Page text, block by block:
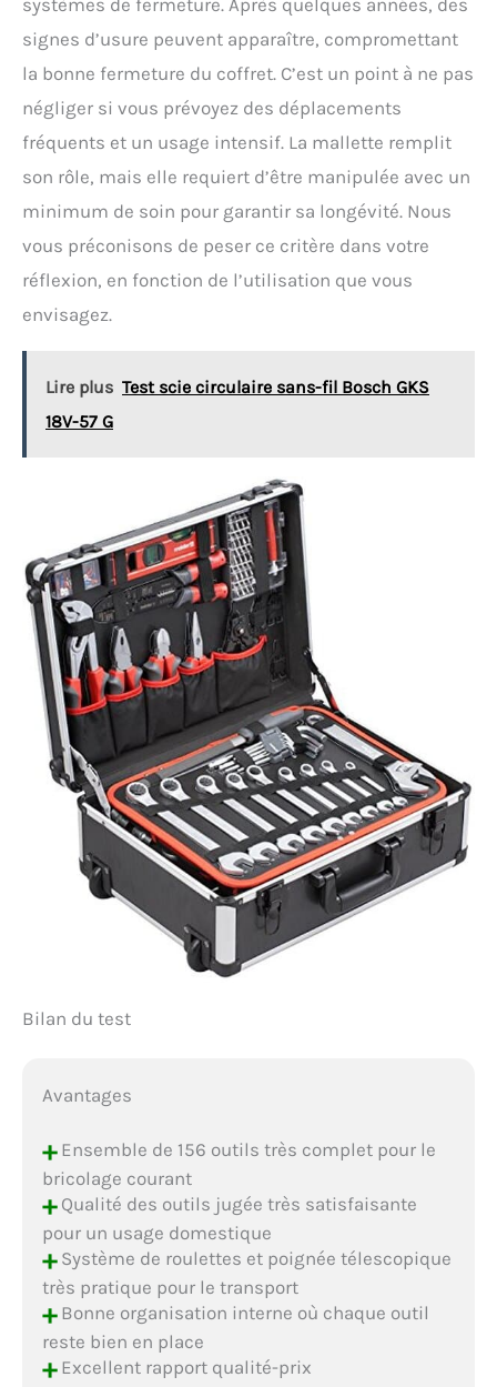
systèmes de fermeture. Après quelques années, des
signes d’usure peuvent apparaître, compromettant
la bonne fermeture du coffret. C’est un point à ne pas
négliger si vous prévoyez des déplacements
fréquents et un usage intensif. La mallette remplit
son rôle, mais elle requiert d’être manipulée avec un
minimum de soin pour garantir sa longévité. Nous
vous préconisons de peser ce critère dans votre
réflexion, en fonction de l’utilisation que vous
envisagez.
Lire plus Test scie circulaire sans-fil Bosch GKS
18V-57 G
Bilan du test
Avantages
+Ensemble de 156 outils très complet pour le
bricolage courant
+Qualité des outils jugée très satisfaisante
pour un usage domestique
+Système de roulettes et poignée télescopique
très pratique pour le transport
+Bonne organisation interne où chaque outil
reste bien en place
+Excellent rapport qualité-prix